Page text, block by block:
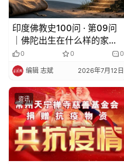
印度佛教史100问 · 第09问
｜佛陀出生在什么样的家
庭？”王子”的说法准确吗？
0 0 0
编辑 志斌 2026年7月12日
资讯